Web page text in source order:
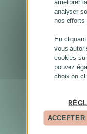
améliorer
analyser
nos efforts
En
vous
cookies
pouvez
choix en
ACCEPTER